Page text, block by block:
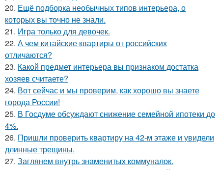
20. Ещё подборка необычных типов интерьера, о
которых вы точно не знали.
21. Игра только для девочек.
22. А чем китайские квартиры от российских
отличаются?
23. Какой предмет интерьера вы признаком достатка
хозяев считаете?
24. Вот сейчас и мы проверим, как хорошо вы знаете
города России!
25. В Госдуме обсуждают снижение семейной ипотеки до
4%.
26. Пришли проверить квартиру на 42-м этаже и увидели
длинные трещины.
27. Заглянем внутрь знаменитых коммуналок.